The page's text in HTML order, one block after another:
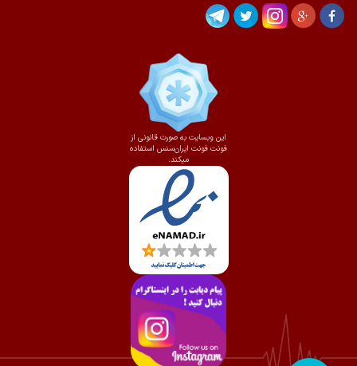
این وبسایت به صورت قانونی از
فونت فونت ایران‌سنس استفاده
میکند.